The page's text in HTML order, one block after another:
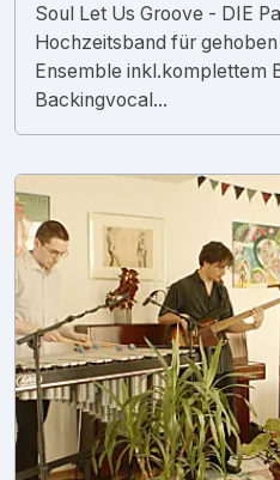
Soul Let Us Groove - DIE
Hochzeitsband für
Ensemble inkl.komplettem
Backingvocal...